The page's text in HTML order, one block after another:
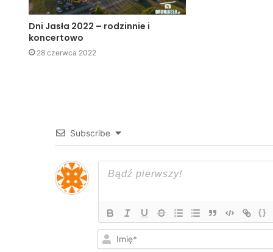
Dni Jasła 2022 – rodzinnie i
koncertowo
28 czerwca 2022
Subscribe
{}